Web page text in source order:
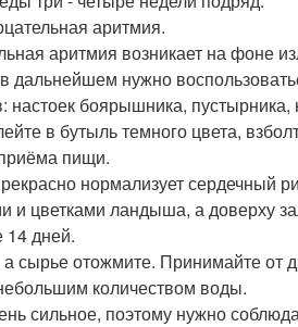
аритмия.
аритмия возникает на фоне
дальнейшем нужно
настоек боярышника,
в бутыль темного цвета,
пищи.
нормализует сердечный
цветками ландыша, а доверху
14 дней.
сырье отожмите. Принимайте от
количеством воды.
сильное, поэтому нужно